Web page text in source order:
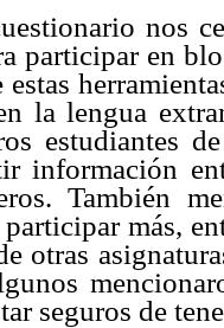
nos
participar en
estas
la lengua
estudiantes
información
También
más,
otras
seguros de